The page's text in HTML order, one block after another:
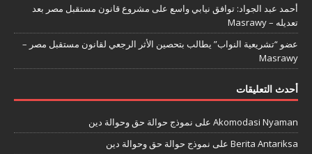
أحمد عبد الجواد: توافق نيابي واسع على مشروع قانون مستقبل مصر بعد
تعديله – Masrawy
عضو “تشريعية النواب” يطالب بتحصين الأثر الرجعي لقانون مستقبل مصر –
Masrawy
أحدث التعليقات
Akomodasi Nyaman على نموذج حوالة حق وحوالة دين
Berita Antariksa على نموذج حوالة حق وحوالة دين